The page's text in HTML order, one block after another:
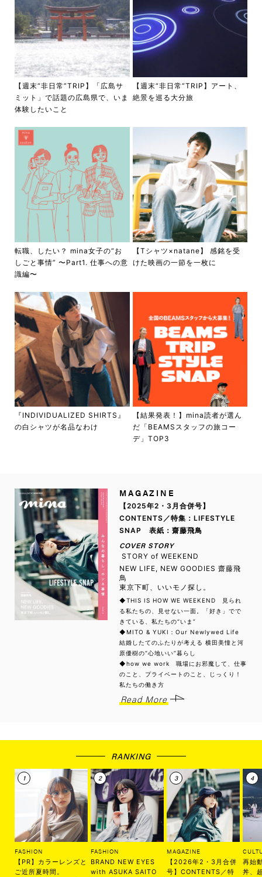
【週末“非日常”TRIP】「広島サ
ミット」で話題の広島県で、いま
体験したいこと
【週末“非日常”TRIP】アート、
絶景を巡る大分旅
転職、したい？ mina女子の“お
しごと事情” 〜Part1. 仕事への意
識編〜
【Tシャツ×natane】 感銘を受
けた映画の一節を一枚に
『INDIVIDUALIZED SHIRTS』
の白シャツが名品なわけ
【結果発表！】mina読者が選ん
だ「BEAMSスタッフの旅コー
デ」TOP3
MAGAZINE
【2025年2・3月合併号】
CONTENTS／特集：LIFESTYLE
SNAP 表紙：齋藤飛鳥
COVER STORY
STORY of WEEKEND
NEW LIFE, NEW GOODIES 齋藤飛
鳥
東京下町、いいモノ探し。
◆THIS IS HOW WE WEEKEND 見られ
る私たちの、見せない一面。「好き」でで
きている、私たちの“いま”
◆MITO & YUKI：Our Newlywed Life
結婚したてのふたりが考える 横田美憧と河
原優樹の“心地いい”暮らし
◆how we work 職場にお邪魔して、仕事
のこと、プライベートのこと、じっくり！
私たちの働き方
Read More
RANKING
FASHION
【PR】カラーレンズと
ご近所夏時間。
FASHION
BRAND NEW EYES
with ASUKA SAITO
MAGAZINE
【2026年2・3月合併
号】CONTENTS／特
再始
丼、